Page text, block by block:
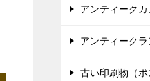
アンティークカ
アンティークラ
古い印刷物（